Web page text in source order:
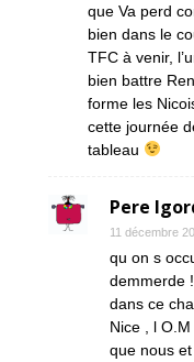
que Va perd
bien dans le
TFC à venir,
bien battre
forme les
cette journée
tableau
Pere
11 décembre
qu on s
demmerde !
dans ce
Nice , l
que nous